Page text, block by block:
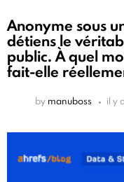
Anonyme sous
détiens le
public. À quel
fait-elle
by manuboss il y